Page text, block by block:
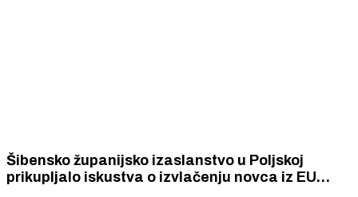
Šibensko županijsko izaslanstvo u Poljskoj
prikupljalo iskustva o izvlačenju novca iz EU